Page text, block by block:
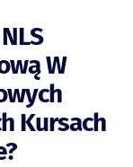
W
Kursach